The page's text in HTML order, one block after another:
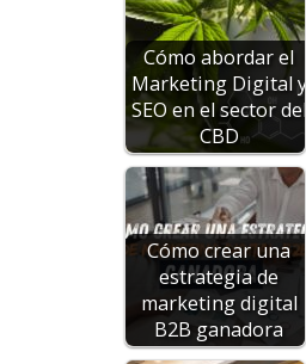
Cómo abordar el
Marketing Digital y
SEO en el sector del
CBD
Cómo crear una
estrategia de
marketing digital
B2B ganadora